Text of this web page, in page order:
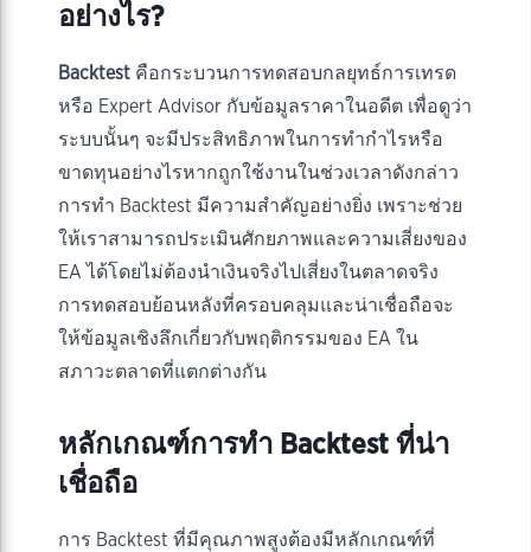
อย่างไร?
Backtest คือกระบวนการทดสอบกลยุทธ์การเทรด
หรือ Expert Advisor กับข้อมูลราคาในอดีต เพื่อดูว่า
ระบบนั้นๆ จะมีประสิทธิภาพในการทำกำไรหรือ
ขาดทุนอย่างไรหากถูกใช้งานในช่วงเวลาดังกล่าว
การทำ Backtest มีความสำคัญอย่างยิ่ง เพราะช่วย
ให้เราสามารถประเมินศักยภาพและความเสี่ยงของ
EA ได้โดยไม่ต้องนำเงินจริงไปเสี่ยงในตลาดจริง
การทดสอบย้อนหลังที่ครอบคลุมและน่าเชื่อถือจะ
ให้ข้อมูลเชิงลึกเกี่ยวกับพฤติกรรมของ EA ใน
สภาวะตลาดที่แตกต่างกัน
หลักเกณฑ์การทำ Backtest ที่น่า
เชื่อถือ
การ Backtest ที่มีคุณภาพสูงต้องมีหลักเกณฑ์ที่